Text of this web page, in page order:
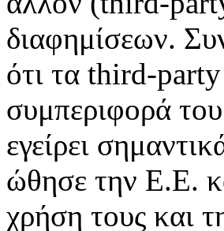
διαφημίσεων.
ότι τα third-
συμπεριφορά
εγείρει
ώθησε την Ε.Ε.
χρήση τους και